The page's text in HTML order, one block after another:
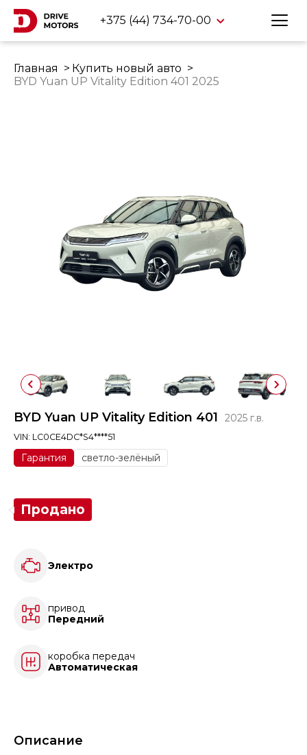
+375 (44) 734-70-00
Главная
Купить новый авто
BYD Yuan UP Vitality Edition 401 2025
BYD Yuan UP Vitality Edition 401 2025 г.в.
VIN: LC0CE4DC*S4****51
Гарантия светло-зелёный
Продано
Электро
привод
Передний
коробка передач
Автоматическая
Описание